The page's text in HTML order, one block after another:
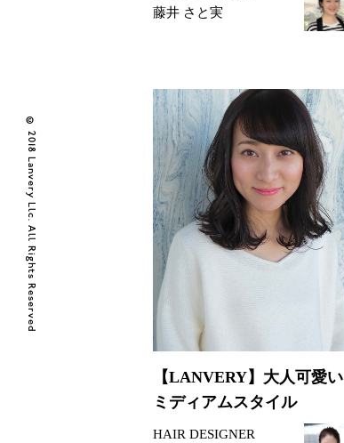
藤井 さと実
【LANVERY】大人可愛い
ミディアムスタイル
HAIR DESIGNER
© 2018 Lanvery Llc. All Rights Reserved